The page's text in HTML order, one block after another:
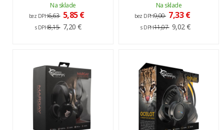
Na sklade
bez DPH6,63 5,85 €
s DPH8,15 7,20 €
Na sklade
bez DPH9,00 7,33 €
s DPH11,07 9,02 €